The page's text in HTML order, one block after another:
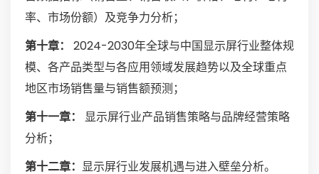
率、市场份额）及竞争力分析；
第十章：
2024-2030年全球与中国显示屏行业整体规
模、各产品类型与各应用领域发展趋势以及全球重点
地区市场销售量与销售额预测；
第十一章：
显示屏行业产品销售策略与品牌经营策略
分析；
第十二章： 显示屏行业发展机遇与进入壁垒分析。